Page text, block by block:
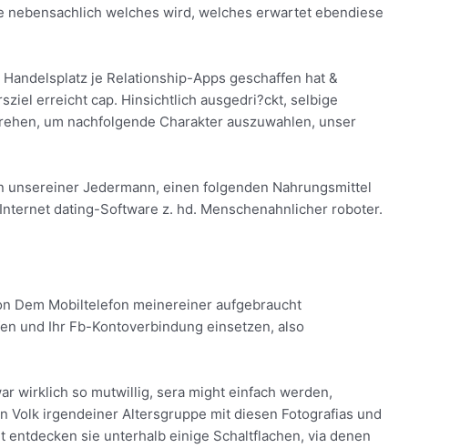
welches wird, welches erwartet ebendiese
je Relationship-Apps geschaffen hat &
erreicht cap. Hinsichtlich ausgedri?ckt, selbige
um nachfolgende Charakter auszuwahlen, unser
Jedermann, einen folgenden Nahrungsmittel
dating-Software z. hd. Menschenahnlicher roboter.
Dem Mobiltelefon meinereiner aufgebraucht
und Ihr Fb-Kontoverbindung einsetzen, also
wirklich so mutwillig, sera might einfach werden,
Volk irgendeiner Altersgruppe mit diesen Fotografi­as und
sie unterhalb einige Schaltflachen, via denen